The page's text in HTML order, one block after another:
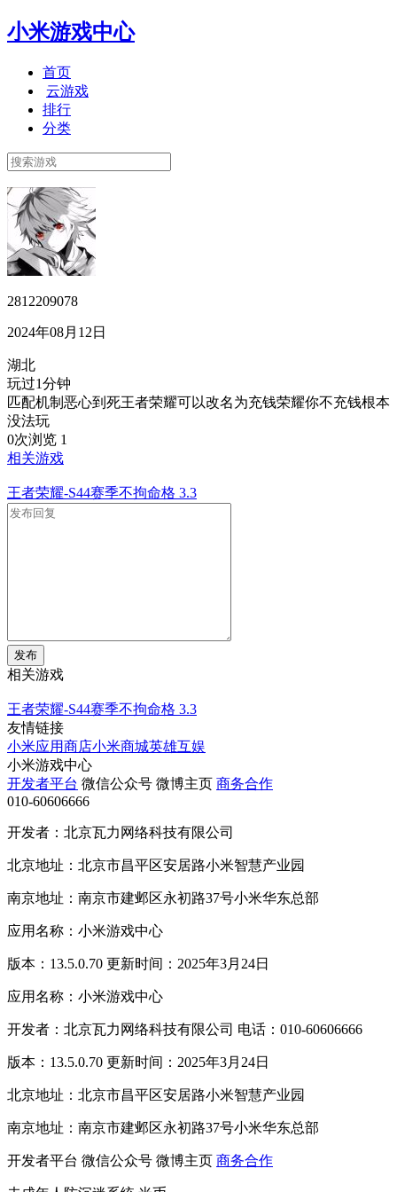
小米游戏中心
首页
云游戏
排行
分类
2812209078
2024年08月12日
湖北
玩过1分钟
匹配机制恶心到死王者荣耀可以改名为充钱荣耀你不充钱根本
没法玩
0次浏览 1
相关游戏
王者荣耀-S44赛季不拘命格 3.3
发布
相关游戏
王者荣耀-S44赛季不拘命格 3.3
友情链接
小米应用商店小米商城英雄互娱
小米游戏中心
开发者平台 微信公众号 微博主页 商务合作
010-60606666
开发者：北京瓦力网络科技有限公司
北京地址：北京市昌平区安居路小米智慧产业园
南京地址：南京市建邺区永初路37号小米华东总部
应用名称：小米游戏中心
版本：13.5.0.70 更新时间：2025年3月24日
应用名称：小米游戏中心
开发者：北京瓦力网络科技有限公司 电话：010-60606666
版本：13.5.0.70 更新时间：2025年3月24日
北京地址：北京市昌平区安居路小米智慧产业园
南京地址：南京市建邺区永初路37号小米华东总部
开发者平台 微信公众号 微博主页 商务合作